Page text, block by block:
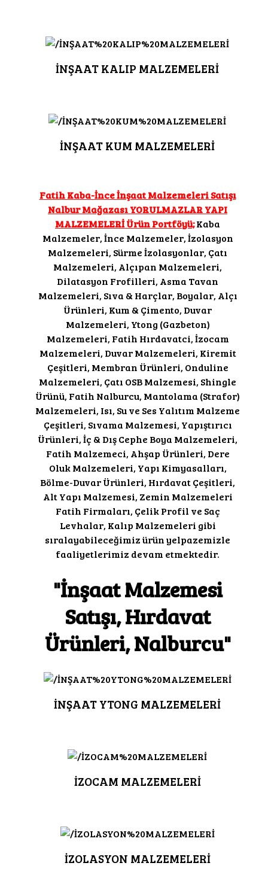
İNŞAAT KALIP MALZEMELERİ
İNŞAAT KUM MALZEMELERİ
Fatih Kaba-İnce İnşaat Malzemeleri Satışı
Nalbur Mağazası YORULMAZLAR YAPI
MALZEMELERİ Ürün Portföyü;Kaba
Malzemeler, İnce Malzemeler, İzolasyon
Malzemeleri, Sürme İzolasyonlar, Çatı
Malzemeleri, Alçıpan Malzemeleri,
Dilatasyon Frofilleri, Asma Tavan
Malzemeleri, Sıva & Harçlar, Boyalar, Alçı
Ürünleri, Kum & Çimento, Duvar
Malzemeleri, Ytong (Gazbeton)
Malzemeleri, Fatih Hırdavatci, İzocam
Malzemeleri, Duvar Malzemeleri, Kiremit
Çeşitleri, Membran Ürünleri, Onduline
Malzemeleri, Çatı OSB Malzemesi, Shingle
Ürünü, Fatih Nalburcu, Mantolama (Strafor)
Malzemeleri, Isı, Su ve Ses Yalıtım Malzeme
Çeşitleri, Sıvama Malzemesi, Yapıştırıcı
Ürünleri, İç & Dış Cephe Boya Malzemeleri,
Fatih Malzemeci, Ahşap Ürünleri, Dere
Oluk Malzemeleri, Yapı Kimyasalları,
Bölme-Duvar Ürünleri, Hırdavat Çeşitleri,
Alt Yapı Malzemesi, Zemin Malzemeleri
Fatih Firmaları, Çelik Profil ve Saç
Levhalar, Kalıp Malzemeleri gibi
sıralayabileceğimiz ürün yelpazemizle
faaliyetlerimiz devam etmektedir.
"İnşaat Malzemesi
Satışı, Hırdavat
Ürünleri, Nalburcu"
İNŞAAT YTONG MALZEMELERİ
İZOCAM MALZEMELERİ
İZOLASYON MALZEMELERİ